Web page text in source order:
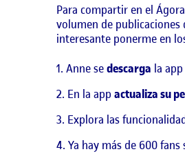
Para compartir en el
volumen de publicaciones
interesante ponerme en
Anne sedescarga la
En la app actualiza su
Explora las
Ya hay más de 600